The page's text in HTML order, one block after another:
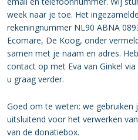
week naar je toe. Het
rekeningnummer NL90 ABNA
Ecomare, De Koog, onder
samen met je naam en adres.
contact op met Eva van Ginkel via
u graag verder.
Goed om te weten: we gebruiken
uitsluitend voor het verwerken
van de donatiebox.